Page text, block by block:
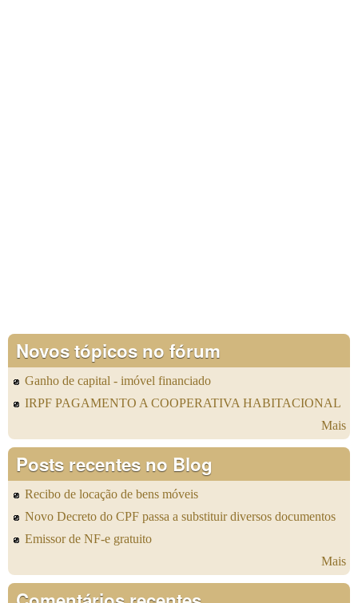
Novos tópicos no fórum
Ganho de capital - imóvel financiado
IRPF PAGAMENTO A COOPERATIVA HABITACIONAL
Mais
Posts recentes no Blog
Recibo de locação de bens móveis
Novo Decreto do CPF passa a substituir diversos documentos
Emissor de NF-e gratuito
Mais